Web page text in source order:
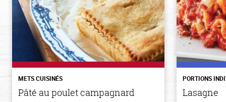
METS CUISINÉS
Pâté au poulet campagnard
PORTIONS
Lasagne